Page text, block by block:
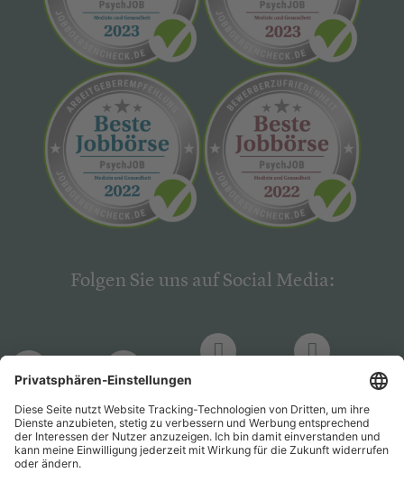
Folgen Sie uns auf Social Media:
PsychJOB PsychJOB
Hogrefe
Verlag
Hogrefe
Verlag